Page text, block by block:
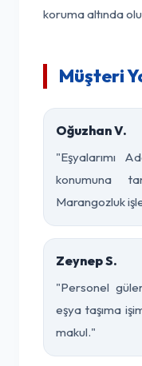
koruma altında
Müşteri
Oğuzhan V.
"Eşyalarımı
konumuna
Marangozluk
Zeynep S.
"Personel
eşya taşıma
makul."